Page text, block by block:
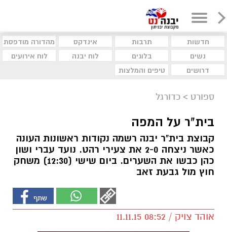
חדשות תרבות אינדקס
מהדורה מודפסת
נשים
בלוגים לוח יבנה
לוח אירועים
דרושים
טיפים והמלצות
ספורט > כדורגל
בית"ר על המפה
קבוצת בית"ר יבנה רשמה נקודות ראשונות העונה
כאשר ניצחה 2-0 את צעירי רהט. נועד עברי ושון
כהן כבשו את השערים. ביום שישי (12:30) משחק
חוץ מול גבעת זאב
אוהד צויק / 08:52 11.11.15